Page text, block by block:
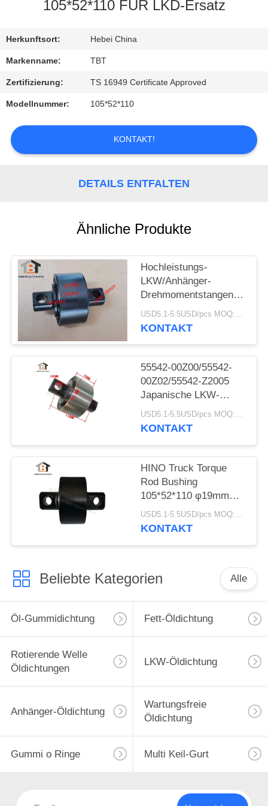
SIE
MIT
UNS
IN
VERBINDUNG
NACHRICHTEN
105*52*110 FÜR LKD-Ersatz
Herkunftsort: Hebei China
Markenname: TBT
Zertifizierung: TS 16949 Certificate Approved
Modellnummer: 105*52*110
KONTAKT!
DETAILS ENTFALTEN
Ähnliche Produkte
Hochleistungs-
LKW/Anhänger-
Drehmomentstangenbuchse
105*52*110 (Loch 19)
mm HINO/ISUZU V-
USD5.1-5.5USD/pcs MOQ:50pcs
KONTAKT
55542-00Z00/55542-
00Z02/55542-Z2005
Japanische LKW-
Drehmomentstangenbuchse
für Nissan 105 x 52 x
USD5.1-5.5USD/pcs MOQ:50 Stück
KONTAKT
HINO Truck Torque
Rod Bushing
105*52*110 φ19mm
49305-
1110T/493051110
USD5.1-5.5USD/pcs MOQ:50 Stück
KONTAKT
Beliebte Kategorien Alle
Öl-Gummidichtung Fett-Öldichtung
Rotierende Welle
Öldichtungen
LKW-Öldichtung
Anhänger-Öldichtung
Wartungsfreie
Öldichtung
Gummi o Ringe Multi Keil-Gurt